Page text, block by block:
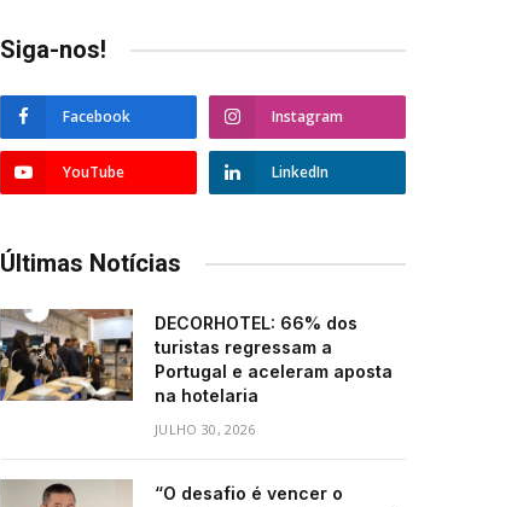
Siga-nos!
Facebook Instagram
YouTube LinkedIn
Últimas Notícias
DECORHOTEL: 66% dos
turistas regressam a
Portugal e aceleram aposta
na hotelaria
JULHO 30, 2026
“O desafio é vencer o